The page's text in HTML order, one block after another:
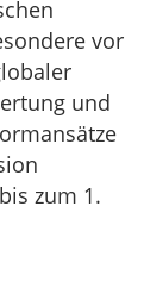
vor
und
zum 1.